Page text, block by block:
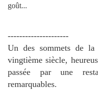
goût...
---------------------
Un des sommets de
vingtième siècle,
passée par une
remarquables.